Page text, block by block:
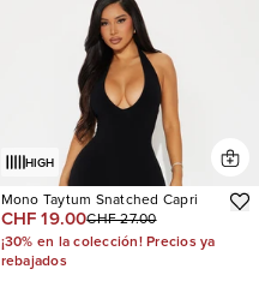
HIGH
Mono Taytum Snatched Capri
CHF 19.00CHF 27.00
¡30% en la colección! Precios ya
rebajados